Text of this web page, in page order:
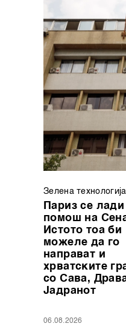
Зелена технологија
Париз се
помош на
Истото тоа би
можеле да го
направат и
хрватските
со Сава,
Јадранот
06.08.2026